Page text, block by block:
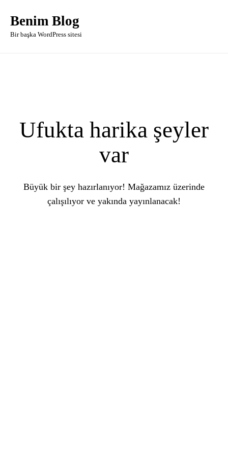
Benim Blog
Bir başka WordPress sitesi
Ufukta harika şeyler
var
Büyük bir şey hazırlanıyor! Mağazamız üzerinde
çalışılıyor ve yakında yayınlanacak!